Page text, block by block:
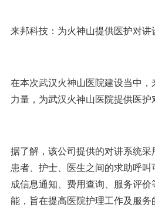
来邦科技：为火神山提供医护对讲
在本次武汉火神山医院建设当中
力量，为武汉火神山医院提供医护
据了解，该公司提供的对讲系统
患者、护士、医生之间的求助呼
成信息通知、费用查询、服务评
能，旨在提高医院护理工作及服务